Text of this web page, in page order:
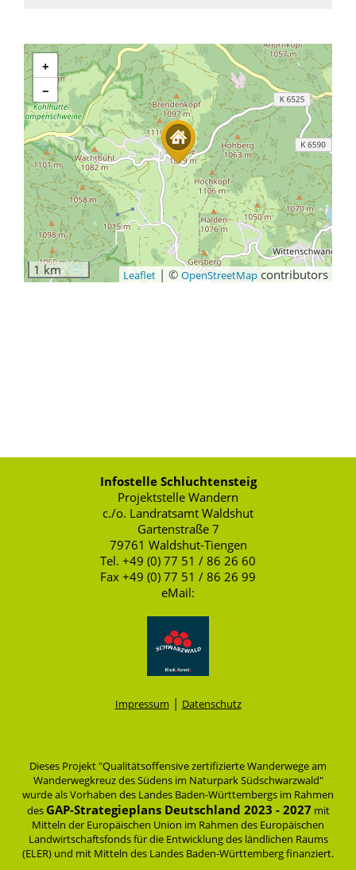
+
−
1 km Leaflet | © OpenStreetMap contributors
Infostelle Schluchtensteig
Projektstelle Wandern
c./o. Landratsamt Waldshut
Gartenstraße 7
79761 Waldshut-Tiengen
Tel. +49 (0) 77 51 / 86 26 60
Fax +49 (0) 77 51 / 86 26 99
eMail:
Impressum | Datenschutz
Dieses Projekt "Qualitätsoffensive zertifizierte Wanderwege am
Wanderwegkreuz des Südens im Naturpark Südschwarzwald"
wurde als Vorhaben des Landes Baden-Württembergs im Rahmen
des GAP-Strategieplans Deutschland 2023 - 2027 mit
Mitteln der Europäischen Union im Rahmen des Europäischen
Landwirtschaftsfonds für die Entwicklung des ländlichen Raums
(ELER) und mit Mitteln des Landes Baden-Württemberg finanziert.